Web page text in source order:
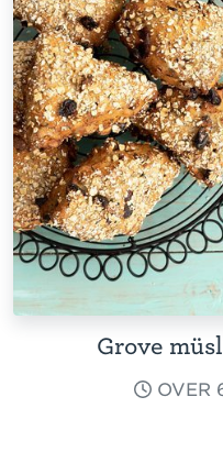
Grove
OVER